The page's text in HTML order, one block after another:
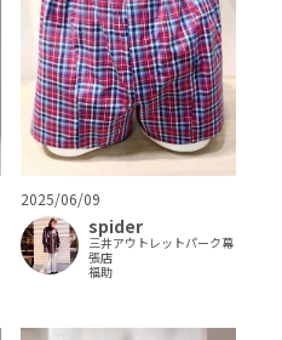
2025/06/09
spider
三井アウトレットパーク幕
張店
福助